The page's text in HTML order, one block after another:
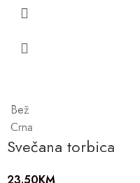
Bež
Crna
Svečana torbica
23.50KM